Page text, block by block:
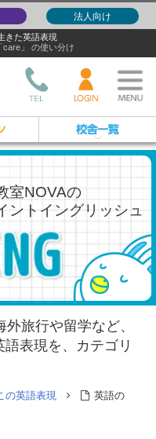
きた英語表現
care」 の使い分け
法人向け
室NOVAの
ントイングリッシュ
外旅行や留学など、
表現を、 カテゴリ
の英語表現
英語の